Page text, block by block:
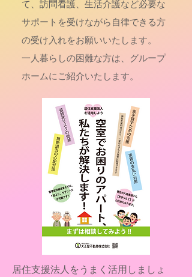
て、訪問看護、生活介護など必要な
サポートを受けながら自律できる方
の受け入れをお願いいたします。
一人暮らしの困難な方は、グループ
ホームにご紹介いたします。
居住支援法人をうまく活用しましょ